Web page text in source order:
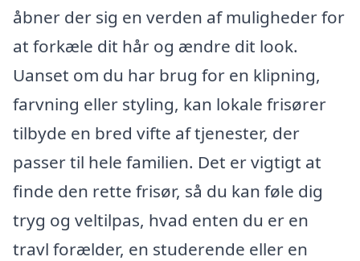
åbner der sig en verden af muligheder for
at forkæle dit hår og ændre dit look.
Uanset om du har brug for en klipning,
farvning eller styling, kan lokale frisører
tilbyde en bred vifte af tjenester, der
passer til hele familien. Det er vigtigt at
finde den rette frisør, så du kan føle dig
tryg og veltilpas, hvad enten du er en
travl forælder, en studerende eller en